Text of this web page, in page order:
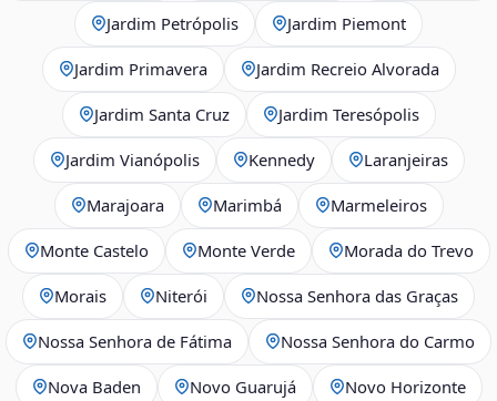
Jardim Petrópolis Jardim Piemont
Jardim Primavera Jardim Recreio Alvorada
Jardim Santa Cruz Jardim Teresópolis
Jardim Vianópolis Kennedy Laranjeiras
Marajoara Marimbá Marmeleiros
Monte Castelo Monte Verde Morada do Trevo
Morais Niterói Nossa Senhora das Graças
Nossa Senhora de Fátima Nossa Senhora do Carmo
Nova Baden Novo Guarujá Novo Horizonte